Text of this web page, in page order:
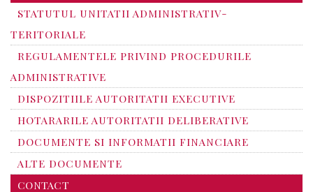
STATUTUL UNITATII ADMINISTRATIV-
TERITORIALE
REGULAMENTELE PRIVIND PROCEDURILE
ADMINISTRATIVE
DISPOZITIILE AUTORITATII EXECUTIVE
HOTARARILE AUTORITATII DELIBERATIVE
DOCUMENTE SI INFORMATII FINANCIARE
ALTE DOCUMENTE
CONTACT